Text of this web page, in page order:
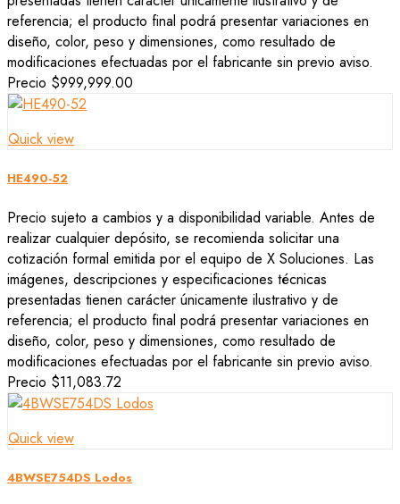
referencia; el producto final podrá presentar variaciones en
diseño, color, peso y dimensiones, como resultado de
modificaciones efectuadas por el fabricante sin previo aviso.
Precio $999,999.00
Quick view
HE490-52
Precio sujeto a cambios y a disponibilidad variable. Antes de
realizar cualquier depósito, se recomienda solicitar una
cotización formal emitida por el equipo de X Soluciones. Las
imágenes, descripciones y especificaciones técnicas
presentadas tienen carácter únicamente ilustrativo y de
referencia; el producto final podrá presentar variaciones en
diseño, color, peso y dimensiones, como resultado de
modificaciones efectuadas por el fabricante sin previo aviso.
Precio $11,083.72
Quick view
4BWSE754DS Lodos